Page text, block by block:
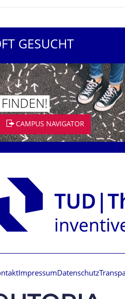
GESUCHT
FINDEN!
CAMPUS NAVIGATOR
Impressum Datenschutz